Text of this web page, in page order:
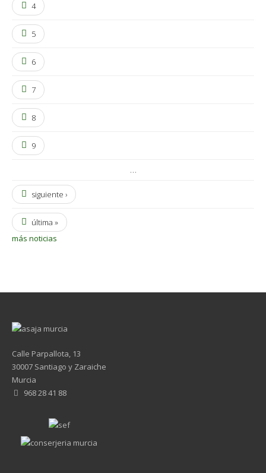
4
5
6
7
8
9
…
siguiente ›
última »
más noticias
Calle Parpallota, 13
30007 Santiago y Zaraiche
Murcia
968 28 41 88